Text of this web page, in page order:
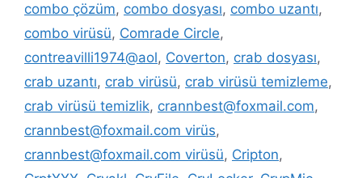
combo çözüm, combo dosyası, combo uzantı,
combo virüsü, Comrade Circle,
contreavilli1974@aol, Coverton, crab dosyası,
crab uzantı, crab virüsü, crab virüsü temizleme,
crab virüsü temizlik, crannbest@foxmail.com,
crannbest@foxmail.com virüs,
crannbest@foxmail.com virüsü, Cripton,